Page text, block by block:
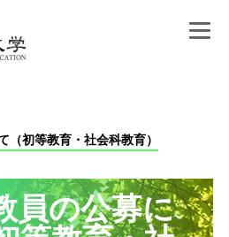
（初等教育・社会科教育）
員の公募に